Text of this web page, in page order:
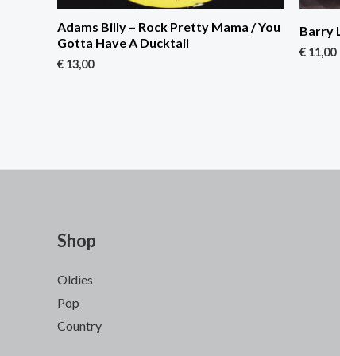
Adams Billy – Rock Pretty Mama / You
Gotta Have A Ducktail
€ 13,00
Barry
€ 11,00
Shop
Oldies
Pop
Country